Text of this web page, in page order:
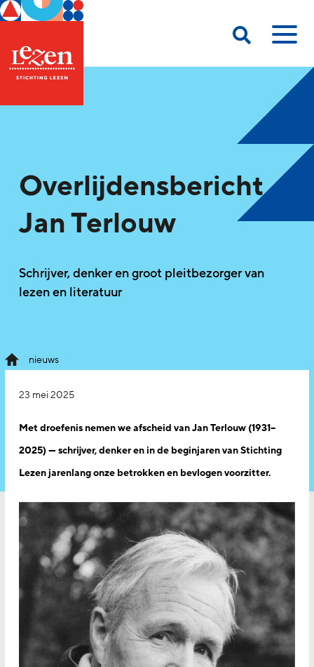
Overlijdensbericht
Jan Terlouw
Schrijver, denker en groot pleitbezorger van
lezen en literatuur
nieuws
23 mei 2025
Met droefenis nemen we afscheid van Jan Terlouw (1931–
2025) — schrijver, denker en in de beginjaren van Stichting
Lezen jarenlang onze betrokken en bevlogen voorzitter.